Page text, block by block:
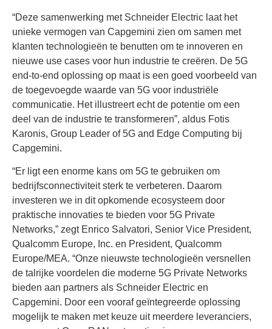
“Deze samenwerking met Schneider Electric laat het
unieke vermogen van Capgemini zien om samen met
klanten technologieën te benutten om te innoveren en
nieuwe use cases voor hun industrie te creëren. De 5G
end-to-end oplossing op maat is een goed voorbeeld van
de toegevoegde waarde van 5G voor industriële
communicatie. Het illustreert echt de potentie om een
deel van de industrie te transformeren”, aldus Fotis
Karonis, Group Leader of 5G and Edge Computing bij
Capgemini.
“Er ligt een enorme kans om 5G te gebruiken om
bedrijfsconnectiviteit sterk te verbeteren. Daarom
investeren we in dit opkomende ecosysteem door
praktische innovaties te bieden voor 5G Private
Networks,” zegt Enrico Salvatori, Senior Vice President,
Qualcomm Europe, Inc. en President, Qualcomm
Europe/MEA. “Onze nieuwste technologieën versnellen
de talrijke voordelen die moderne 5G Private Networks
bieden aan partners als Schneider Electric en
Capgemini. Door een vooraf geïntegreerde oplossing
mogelijk te maken met keuze uit meerdere leveranciers,